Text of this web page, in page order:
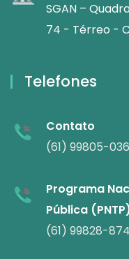
SGAN –
74 - Térreo -
Telefones
Contato
(61) 99805-
Programa
Pública
(61) 99828-